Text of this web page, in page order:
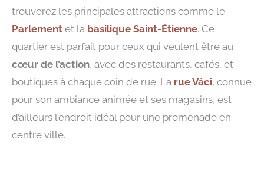
trouverez les principales attractions comme le
Parlement et la basilique Saint-Étienne. Ce
quartier est parfait pour ceux qui veulent être au
cœur de l’action, avec des restaurants, cafés, et
boutiques à chaque coin de rue. La rue Váci, connue
pour son ambiance animée et ses magasins, est
d’ailleurs l’endroit idéal pour une promenade en
centre ville.